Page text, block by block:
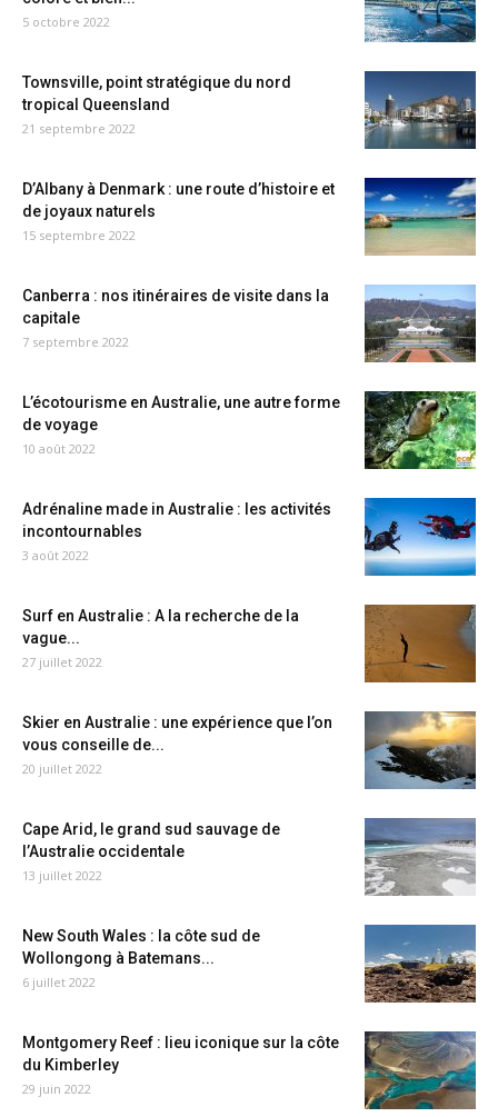
5 octobre 2022
Townsville, point stratégique du nord
tropical Queensland
21 septembre 2022
D’Albany à Denmark : une route d’histoire et
de joyaux naturels
15 septembre 2022
Canberra : nos itinéraires de visite dans la
capitale
7 septembre 2022
L’écotourisme en Australie, une autre forme
de voyage
10 août 2022
Adrénaline made in Australie : les activités
incontournables
3 août 2022
Surf en Australie : A la recherche de la
vague...
27 juillet 2022
Skier en Australie : une expérience que l’on
vous conseille de...
20 juillet 2022
Cape Arid, le grand sud sauvage de
l’Australie occidentale
13 juillet 2022
New South Wales : la côte sud de
Wollongong à Batemans...
6 juillet 2022
Montgomery Reef : lieu iconique sur la côte
du Kimberley
29 juin 2022